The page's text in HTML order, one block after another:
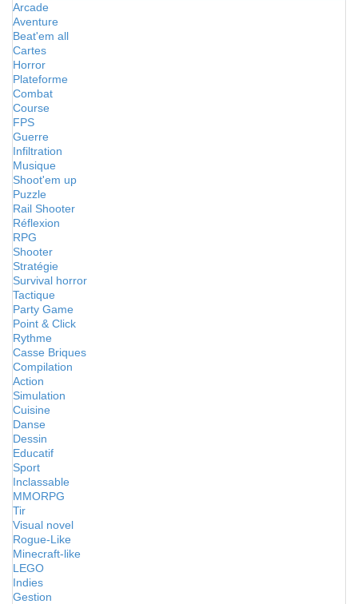
Arcade
Aventure
Beat'em all
Cartes
Horror
Plateforme
Combat
Course
FPS
Guerre
Infiltration
Musique
Shoot'em up
Puzzle
Rail Shooter
Réflexion
RPG
Shooter
Stratégie
Survival horror
Tactique
Party Game
Point & Click
Rythme
Casse Briques
Compilation
Action
Simulation
Cuisine
Danse
Dessin
Educatif
Sport
Inclassable
MMORPG
Tir
Visual novel
Rogue-Like
Minecraft-like
LEGO
Indies
Gestion